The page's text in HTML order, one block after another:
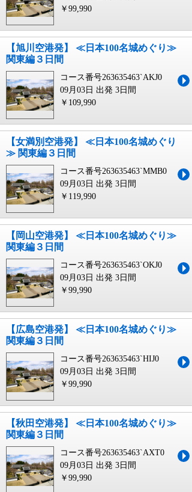
￥99,990
【旭川空港発】 ≪日本100名城めぐり≫
関東編３日間
コース番号263635463`AKJ0
09月03日 出発 3日間
￥109,990
【女満別空港発】 ≪日本100名城めぐり
≫ 関東編３日間
コース番号263635463`MMB0
09月03日 出発 3日間
￥119,990
【岡山空港発】 ≪日本100名城めぐり≫
関東編３日間
コース番号263635463`OKJ0
09月03日 出発 3日間
￥99,990
【広島空港発】 ≪日本100名城めぐり≫
関東編３日間
コース番号263635463`HIJ0
09月03日 出発 3日間
￥99,990
【秋田空港発】 ≪日本100名城めぐり≫
関東編３日間
コース番号263635463`AXT0
09月03日 出発 3日間
￥99,990